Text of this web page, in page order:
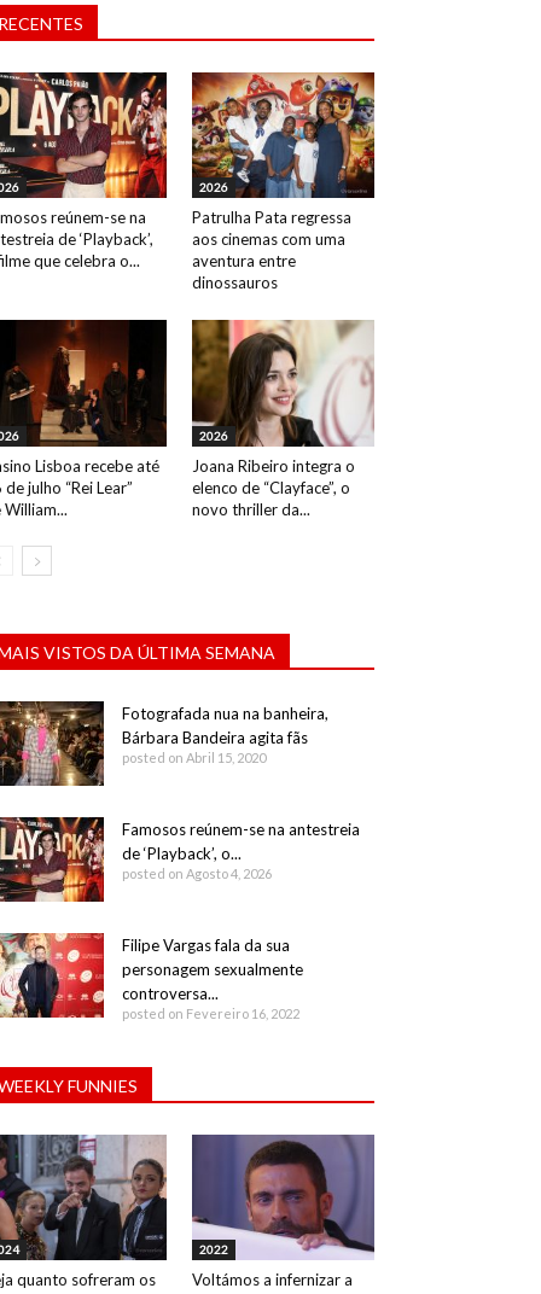
reúnem-se na
de ‘Playback’,
que celebra o...
2026
Patrulha Pata regressa
aos cinemas com uma
aventura entre
dinossauros
Lisboa recebe até
de julho “Rei Lear”
William...
2026
Joana Ribeiro integra o
elenco de “Clayface”, o
novo thriller da...
VISTOS DA ÚLTIMA SEMANA
Fotografada nua na banheira,
Bárbara Bandeira agita fãs
posted on Abril 15, 2020
Famosos reúnem-se na antestreia
de ‘Playback’, o...
posted on Agosto 4, 2026
Filipe Vargas fala da sua
personagem sexualmente
controversa...
posted on Fevereiro 16, 2022
FUNNIES
quanto sofreram os
2022
Voltámos a infernizar a